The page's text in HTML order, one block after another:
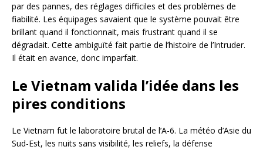
par des pannes, des réglages difficiles et des problèmes de
fiabilité. Les équipages savaient que le système pouvait être
brillant quand il fonctionnait, mais frustrant quand il se
dégradait. Cette ambiguïté fait partie de l’histoire de l’Intruder.
Il était en avance, donc imparfait.
Le Vietnam valida l’idée dans les
pires conditions
Le Vietnam fut le laboratoire brutal de l’A-6. La météo d’Asie du
Sud-Est, les nuits sans visibilité, les reliefs, la défense